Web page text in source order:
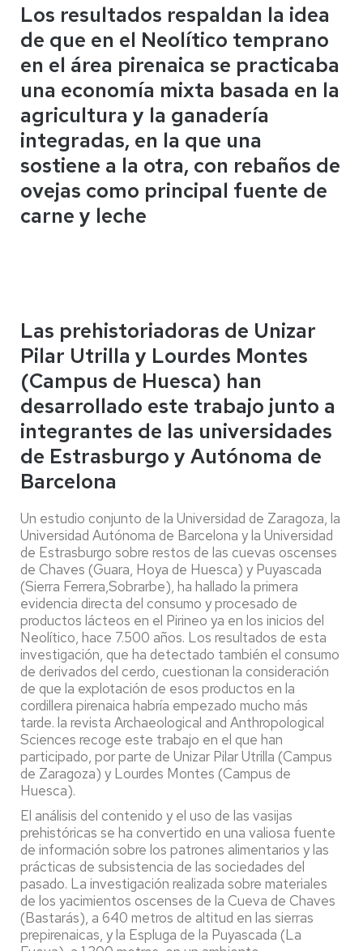
Los resultados respaldan la idea
de que en el Neolítico temprano
en el área pirenaica se practicaba
una economía mixta basada en la
agricultura y la ganadería
integradas, en la que una
sostiene a la otra, con rebaños de
ovejas como principal fuente de
carne y leche
Las prehistoriadoras de Unizar
Pilar Utrilla y Lourdes Montes
(Campus de Huesca) han
desarrollado este trabajo junto a
integrantes de las universidades
de Estrasburgo y Autónoma de
Barcelona
Un estudio conjunto de la Universidad de Zaragoza, la
Universidad Autónoma de Barcelona y la Universidad
de Estrasburgo sobre restos de las cuevas oscenses
de Chaves (Guara, Hoya de Huesca) y Puyascada
(Sierra Ferrera,Sobrarbe), ha hallado la primera
evidencia directa del consumo y procesado de
productos lácteos en el Pirineo ya en los inicios del
Neolítico, hace 7.500 años. Los resultados de esta
investigación, que ha detectado también el consumo
de derivados del cerdo, cuestionan la consideración
de que la explotación de esos productos en la
cordillera pirenaica habría empezado mucho más
tarde. la revista Archaeological and Anthropological
Sciences recoge este trabajo en el que han
participado, por parte de Unizar Pilar Utrilla (Campus
de Zaragoza) y Lourdes Montes (Campus de
Huesca).
El análisis del contenido y el uso de las vasijas
prehistóricas se ha convertido en una valiosa fuente
de información sobre los patrones alimentarios y las
prácticas de subsistencia de las sociedades del
pasado. La investigación realizada sobre materiales
de los yacimientos oscenses de la Cueva de Chaves
(Bastarás), a 640 metros de altitud en las sierras
prepirenaicas, y la Espluga de la Puyascada (La